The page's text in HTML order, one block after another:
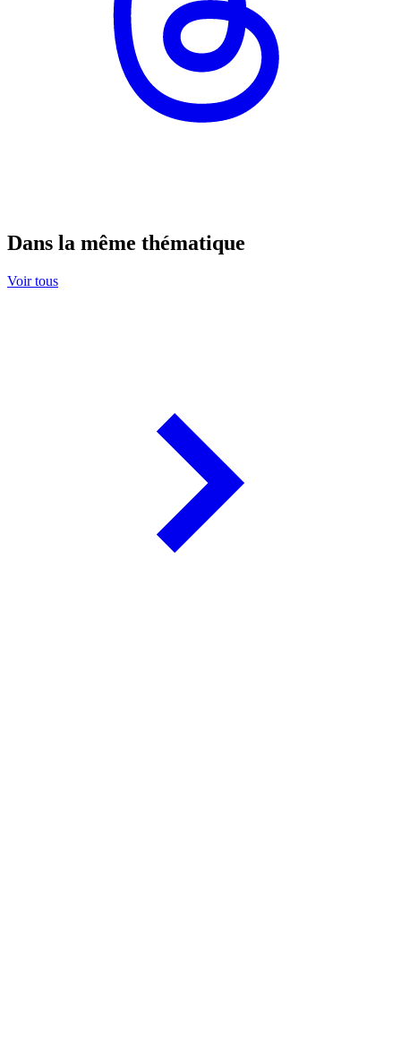
Dans la même thématique
Voir tous